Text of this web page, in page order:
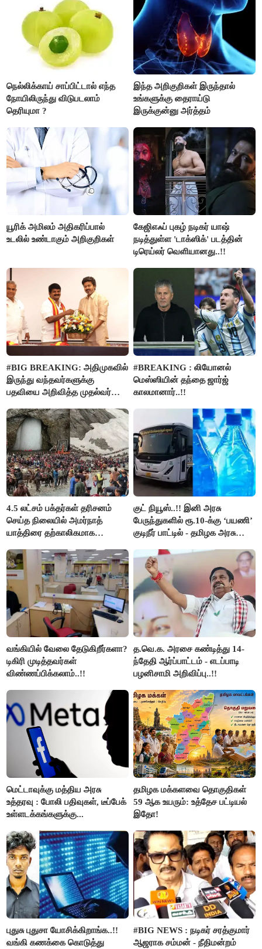
நெல்லிக்காய் சாப்பிட்டால் எந்த
நோயிலிருந்து விடுபடலாம்
தெரியுமா ?
இந்த அறிகுறிகள் இருந்தால்
உங்களுக்கு தைராய்டு
இருக்குன்னு அர்த்தம்
யூரிக் அமிலம் அதிகரிப்பால்
உடலில் உண்டாகும் அறிகுறிகள்
கேஜிஎஃப் புகழ் நடிகர் யாஷ்
நடித்துள்ள 'டாக்‌ஸிக்' படத்தின்
டிரெய்லர் வெளியானது..!!
#BIG BREAKING: அதிமுகவில்
இருந்து வந்தவர்களுக்கு
பதவியை அறிவித்த முதல்வர்
#BREAKING : லியோனல்
மெஸ்ஸியின் தந்தை ஜார்ஜ்
காலமானார்..!!
4.5 லட்சம் பக்தர்கள் தரிசனம்
செய்த நிலையில் அமர்நாத்
யாத்திரை தற்காலிகமாக
குட் நியூஸ்..!! இனி அரசு
பேருந்துகளில் ரூ.10-க்கு ‘பயணி’
குடிநீர் பாட்டில் - தமிழக அரசு
வங்கியில் வேலை தேடுகிறீர்களா?
டிகிரி முடித்தவர்கள்
விண்ணப்பிக்கலாம்..!!
த.வெ.க. அரசை கண்டித்து 14-
ந்தேதி ஆர்ப்பாட்டம் - எடப்பாடி
பழனிசாமி அறிவிப்பு..!!
மெட்டாவுக்கு மத்திய அரசு
உத்தரவு : போலி பதிவுகள், டீப்பேக்
உள்ளடக்கங்களுக்கு...
தமிழக மக்களவை தொகுதிகள்
59 ஆக உயரும்: உத்தேச பட்டியல்
இதோ!
புதுசு புதுசா யோசிக்கிறாங்க..!!
வங்கி கணக்கை கொடுத்து
#BIG NEWS : நடிகர் சரத்குமார்
ஆஜராக சம்மன் - நீதிமன்றம்